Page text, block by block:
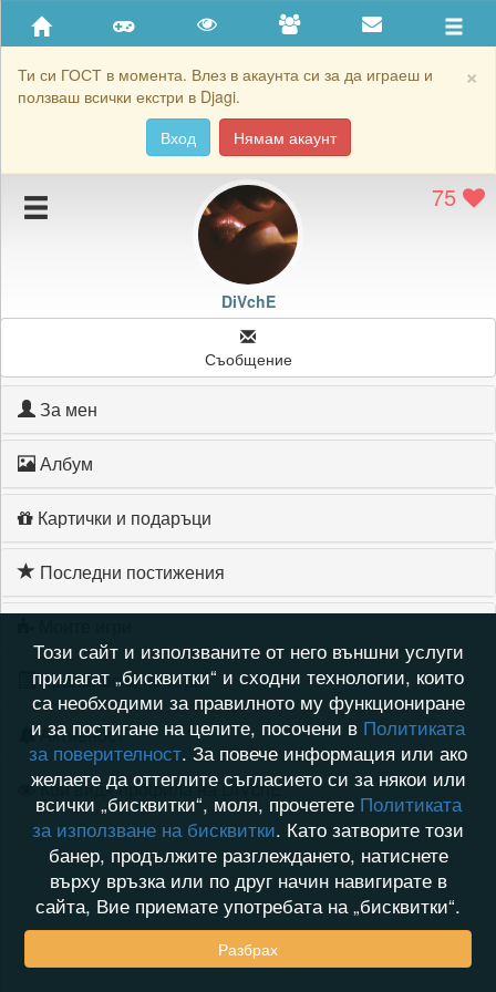
×
Ти си ГОСТ в момента. Влез в акаунта си за да играеш и
ползваш всички екстри в Djagi.
Вход
Нямам акаунт
Приятели
Хронология на игри
Подаръците на DiVchE
Картичките на DiVchE
75
DiVchE
Съобщение
За мен
Албум
Картички и подаръци
Последни постижения
Хронология на игри
Активност
Кой видя профила на DiVchE
Този сайт и използваните от него външни услуги
прилагат „бисквитки“ и сходни технологии, които
са необходими за правилното му функциониране
и за постигане на целите, посочени в Политиката
за поверителност. За повече информация или ако
желаете да оттеглите съгласието си за някои или
всички „бисквитки“, моля, прочетете Политиката
за използване на бисквитки. Като затворите този
банер, продължите разглеждането, натиснете
върху връзка или по друг начин навигирате в
сайта, Вие приемате употребата на „бисквитки“.
Разбрах